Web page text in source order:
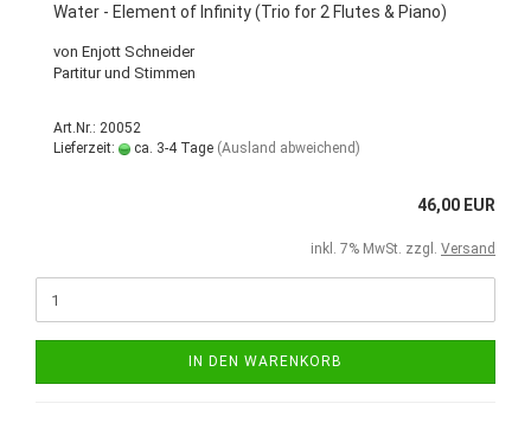
Water - Element of Infinity (Trio for 2 Flutes & Piano)
von Enjott Schneider
Partitur und Stimmen
Art.Nr.: 20052
Lieferzeit:
ca. 3-4 Tage (Ausland abweichend)
46,00 EUR
inkl. 7% MwSt. zzgl. Versand
IN DEN WARENKORB